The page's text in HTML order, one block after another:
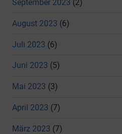
September 2023 (2)
August 2023 (6)
Juli 2023 (6)
Juni 2023 (5)
Mai 2023 (3)
April 2023 (7)
März 2023 (7)